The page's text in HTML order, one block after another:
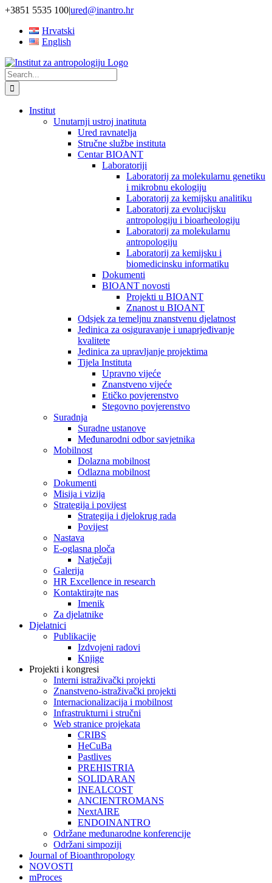
Skip
content
+3851 5535 100|ured@inantro.hr
Hrvatski
English
Search
for:
Institut
Unutarnji ustroj inatituta
Ured ravnatelja
Stručne službe instituta
Centar BIOANT
Laboratoriji
Laboratorij za molekularnu genetiku
i mikrobnu ekologiju
Laboratorij za kemijsku analitiku
Laboratorij za evolucijsku
antropologiju i bioarheologiju
Laboratorij za molekularnu
antropologiju
Laboratorij za kemijsku i
biomedicinsku informatiku
Dokumenti
BIOANT novosti
Projekti u BIOANT
Znanost u BIOANT
Odsjek za temeljnu znanstvenu djelatnost
Jedinica za osiguravanje i unaprjeđivanje
kvalitete
Jedinica za upravljanje projektima
Tijela Instituta
Upravno vijeće
Znanstveno vijeće
Etičko povjerenstvo
Stegovno povjerenstvo
Suradnja
Suradne ustanove
Međunarodni odbor savjetnika
Mobilnost
Dolazna mobilnost
Odlazna mobilnost
Dokumenti
Misija i vizija
Strategija i povijest
Strategija i djelokrug rada
Povijest
Nastava
E-oglasna ploča
Natječaji
Galerija
HR Excellence in research
Kontaktirajte nas
Imenik
Za djelatnike
Djelatnici
Publikacije
Izdvojeni radovi
Knjige
Projekti i kongresi
Interni istraživački projekti
Znanstveno-istraživački projekti
Internacionalizacija i mobilnost
Infrastrukturni i stručni
Web stranice projekata
CRIBS
HeCuBa
Pastlives
PREHISTRIA
SOLIDARAN
INEALCOST
ANCIENTROMANS
NextAIRE
ENDOINANTRO
Održane međunarodne konferencije
Održani simpoziji
Journal of Bioanthropology
NOVOSTI
mProces